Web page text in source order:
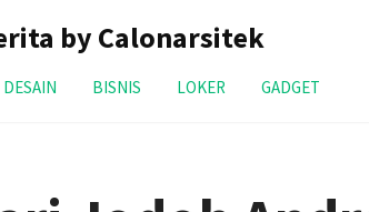
by Calonarsitek
DESAIN BISNIS LOKER GADGET